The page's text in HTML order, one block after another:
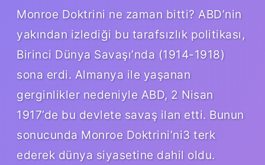
Monroe Doktrini ne zaman bitti? ABD’nin
yakından izlediği bu tarafsızlık politikası,
Birinci Dünya Savaşı’nda (1914-1918)
sona erdi. Almanya ile yaşanan
gerginlikler nedeniyle ABD, 2 Nisan
1917’de bu devlete savaş ilan etti. Bunun
sonucunda Monroe Doktrini’ni3 terk
ederek dünya siyasetine dahil oldu.